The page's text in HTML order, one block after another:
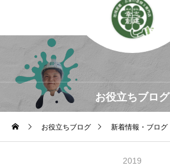
お役立ちブログ
お役立ちブログ 新着情報・ブログ
2019